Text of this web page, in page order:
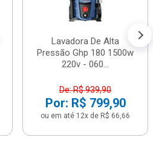
Lavadora De Alta
Pressão Ghp 180 1500w
220v - 060...
De: R$ 939,90
Por: R$ 799,90
ou em até 12x de R$ 66,66